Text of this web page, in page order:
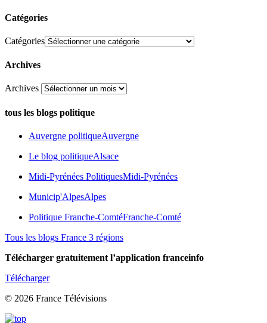
Catégories
Catégories
Archives
Archives
tous les blogs politique
Auvergne politiqueAuvergne
Le blog politiqueAlsace
Midi-Pyrénées PolitiquesMidi-Pyrénées
Municip'AlpesAlpes
Politique Franche-ComtéFranche-Comté
Tous les blogs France 3 régions
Télécharger gratuitement l’application franceinfo
Télécharger
© 2026 France Télévisions